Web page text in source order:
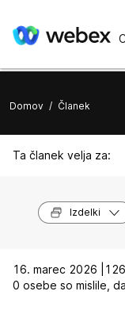
Domov / Članek
Ta članek velja za:
Izdelki
16. marec 2026 |
0 osebe so mislile,